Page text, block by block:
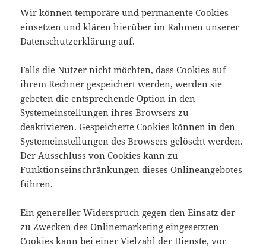
Wir können temporäre und permanente Cookies
einsetzen und klären hierüber im Rahmen unserer
Datenschutzerklärung auf.
Falls die Nutzer nicht möchten, dass Cookies auf
ihrem Rechner gespeichert werden, werden sie
gebeten die entsprechende Option in den
Systemeinstellungen ihres Browsers zu
deaktivieren. Gespeicherte Cookies können in den
Systemeinstellungen des Browsers gelöscht werden.
Der Ausschluss von Cookies kann zu
Funktionseinschränkungen dieses Onlineangebotes
führen.
Ein genereller Widerspruch gegen den Einsatz der
zu Zwecken des Onlinemarketing eingesetzten
Cookies kann bei einer Vielzahl der Dienste, vor